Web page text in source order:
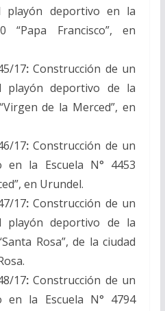
playón deportivo en la
“Papa Francisco”, en
17:Construcción de un
playón deportivo de la
de la Merced”, en
17:Construcción de un
en la Escuela N° 4453
en Urundel.
17:Construcción de un
playón deportivo de la
Rosa”, de la ciudad
17:Construcción de un
en la Escuela N° 4794